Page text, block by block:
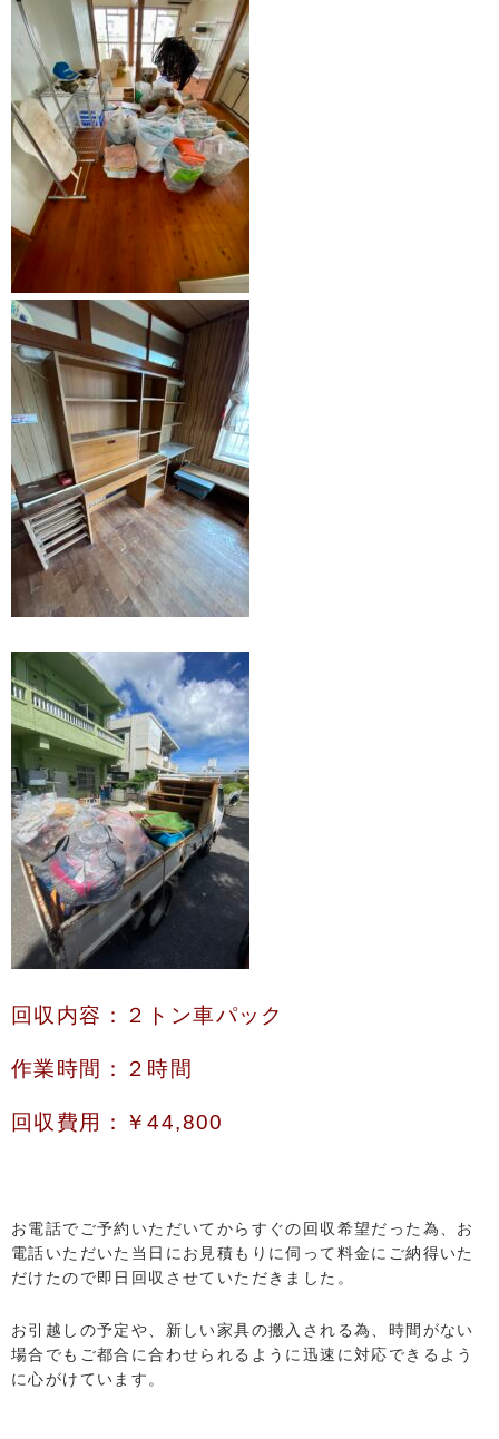
回収内容：２トン車パック
作業時間：２時間
回収費用：￥44,800
お電話でご予約いただいてからすぐの回収希望だった為、お
電話いただいた当日にお見積もりに伺って料金にご納得いた
だけたので即日回収させていただきました。
お引越しの予定や、新しい家具の搬入される為、時間がない
場合でもご都合に合わせられるように迅速に対応できるよう
に心がけています。